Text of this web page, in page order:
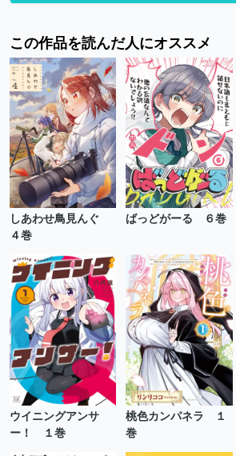
この作品を読んだ人にオススメ
しあわせ鳥見んぐ
４巻
ばっどがーる ６巻
ウイニングアンサ
ー！ １巻
桃色カンパネラ １
巻